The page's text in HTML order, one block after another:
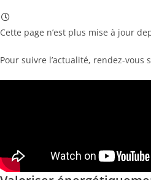
Cette page n’est plus mise à jour
Pour suivre l’actualité, rendez-vous